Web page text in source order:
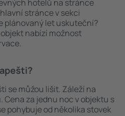
hotelů na stránce
stránce v sekci
plánovaný let uskuteční?
nabízí možnost
se můžou lišit. Záleží na
Cena za jednu noc v objektu s
pohybuje od několika stovek